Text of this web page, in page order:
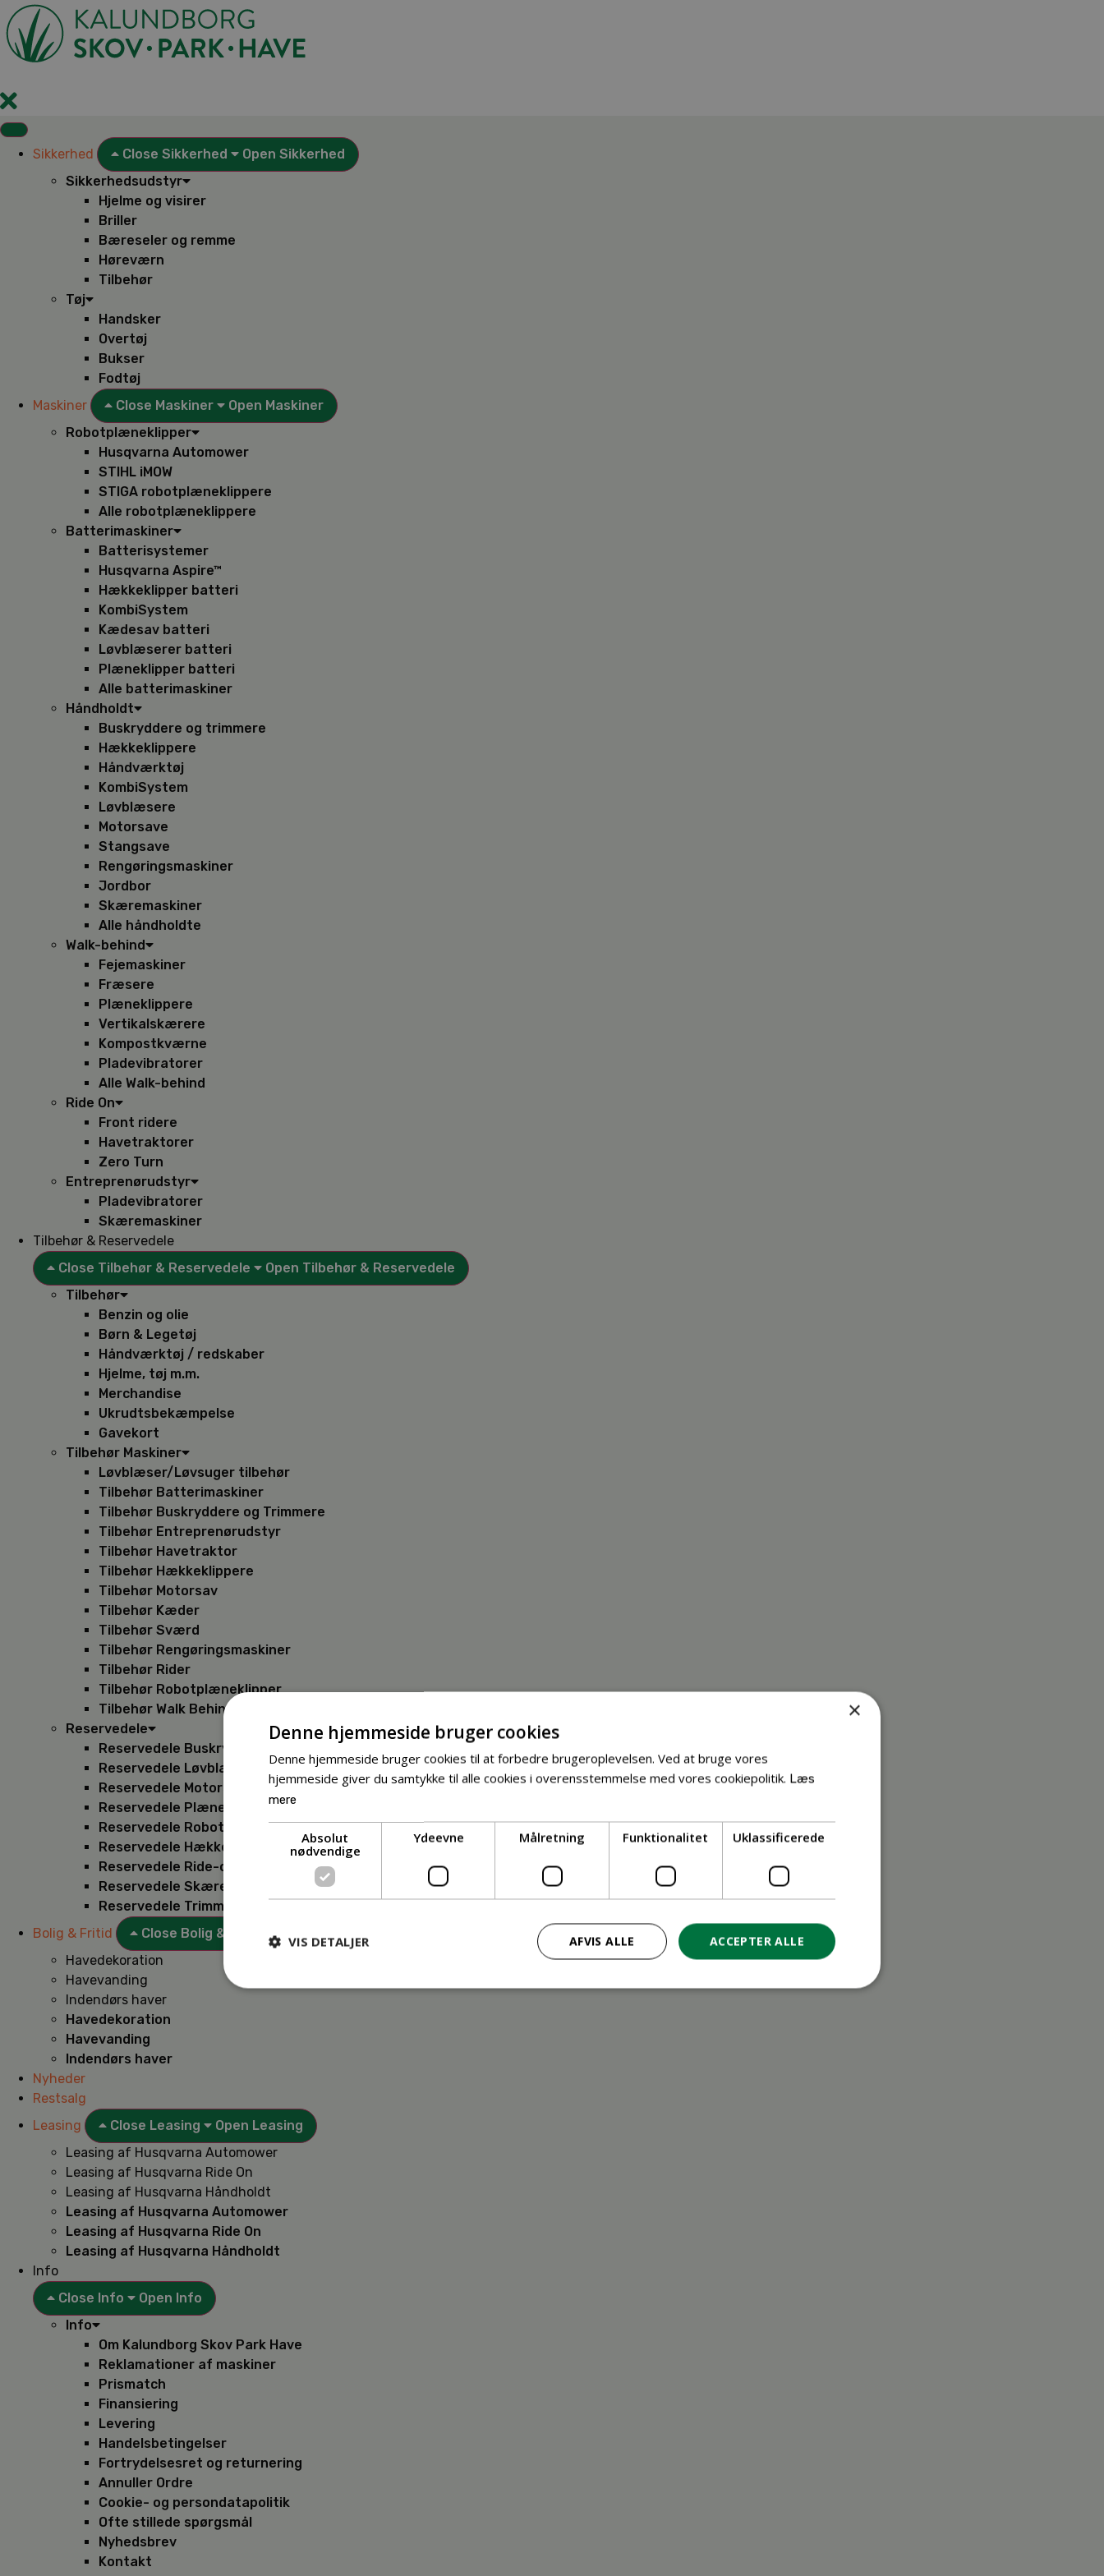
Videre
til
indhold
Sikkerhed Close Sikkerhed
Open Sikkerhed
Sikkerhedsudstyr
Hjelme og visirer
Briller
Bæreseler og remme
Høreværn
Tilbehør
Tøj
Handsker
Overtøj
Bukser
Fodtøj
Maskiner
Close Maskiner
Open Maskiner
Robotplæneklipper
Husqvarna Automower
STIHL iMOW
STIGA robotplæneklippere
Alle robotplæneklippere
Batterimaskiner
Batterisystemer
Husqvarna Aspire™
Hækkeklipper batteri
KombiSystem
Kædesav batteri
Løvblæserer batteri
Plæneklipper batteri
Alle batterimaskiner
Håndholdt
Buskryddere og trimmere
Hækkeklippere
Håndværktøj
KombiSystem
Løvblæsere
Motorsave
Stangsave
Rengøringsmaskiner
Jordbor
Skæremaskiner
Alle håndholdte
Walk-behind
Fejemaskiner
Fræsere
Plæneklippere
Vertikalskærere
Kompostkværne
Pladevibratorer
Alle Walk-behind
Ride On
Front ridere
Havetraktorer
Zero Turn
Entreprenørudstyr
Pladevibratorer
Skæremaskiner
Tilbehør & Reservedele
Close Tilbehør & Reservedele
Open Tilbehør & Reservedele
Tilbehør
Benzin og olie
Børn & Legetøj
Håndværktøj / redskaber
Hjelme, tøj m.m.
Merchandise
Ukrudtsbekæmpelse
Gavekort
Tilbehør Maskiner
Løvblæser/Løvsuger tilbehør
Tilbehør Batterimaskiner
Tilbehør Buskryddere og Trimmere
Tilbehør Entreprenørudstyr
Tilbehør Havetraktor
Tilbehør Hækkeklippere
Tilbehør Motorsav
Tilbehør Kæder
Tilbehør Sværd
Tilbehør Rengøringsmaskiner
Tilbehør Rider
Tilbehør Robotplæneklipper
Tilbehør Walk Behind
Reservedele
Reservedele Buskryddere
Reservedele Løvblæsere
Reservedele Motorsave
Reservedele Plæneklippere
Reservedele Robotplæneklippere
Reservedele Hækkeklippere
Reservedele Ride-on
Reservedele Skæremaskiner
Reservedele Trimmere
Bolig & Fritid
Close Bolig & Fritid
Havedekoration
Havevanding
Indendørs haver
Havedekoration
Havevanding
Indendørs haver
Nyheder
Restsalg
Leasing
Close Leasing
Open Leasing
Leasing af Husqvarna Automower
Leasing af Husqvarna Ride On
Leasing af Husqvarna Håndholdt
Leasing af Husqvarna Automower
Leasing af Husqvarna Ride On
Leasing af Husqvarna Håndholdt
Info
Close Info
Open Info
Info
Om Kalundborg Skov Park Have
Reklamationer af maskiner
Prismatch
Finansiering
Levering
Handelsbetingelser
Fortrydelsesret og returnering
Annuller Ordre
Cookie- og persondatapolitik
Ofte stillede spørgsmål
Nyhedsbrev
Kontakt
×
Denne hjemmeside bruger cookies
Denne hjemmeside bruger cookies til at forbedre brugeroplevelsen. Ved at bruge vores
hjemmeside giver du samtykke til alle cookies i overensstemmelse med vores cookiepolitik. Læs
mere
Absolut
nødvendige
Ydeevne Målretning Funktionalitet Uklassificerede
ACCEPTER ALLE
AFVIS ALLE
VIS DETALJER